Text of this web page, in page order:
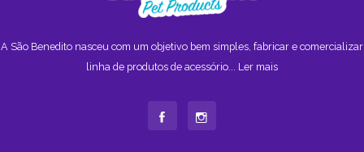
A São Benedito nasceu com um objetivo bem simples, fabricar e comercializar
linha de produtos de acessório... Ler mais